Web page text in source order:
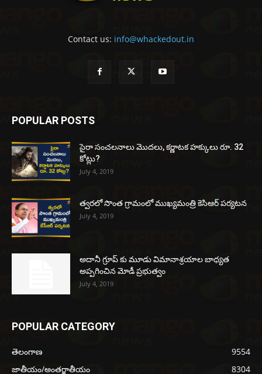
Contact us: info@whackedout.in
POPULAR POSTS
సైరా సంచలనాలు మొదలు, కర్ణాటక హక్కులు రూ. 32
కోట్లు?
July 4, 2019
త్వరలో సొంత గ్రామంలో ముఖ్యమంత్రి కెసిఆర్ పర్యటన
July 4, 2019
అదానీ గ్రూప్ కు మూడు విమానాశ్రయాల బాధ్యత
అప్పగించిన మోడీ ప్రభుత్వం
July 4, 2019
POPULAR CATEGORY
తెలంగాణ
9554
జాతీయం/అంతర్జాతీయం
8304